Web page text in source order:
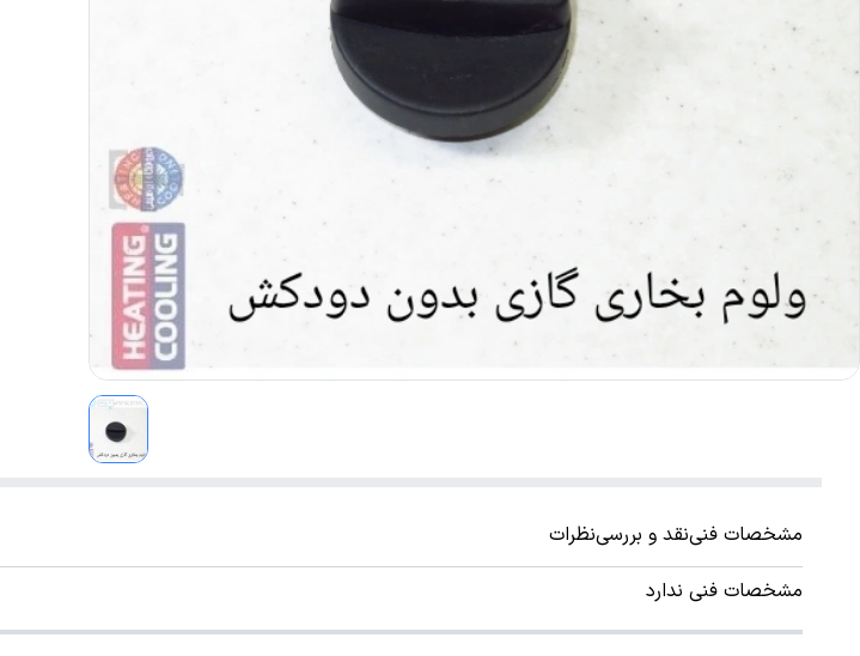
مشخصات فنینقد و بررسینظرات
مشخصات فنی ندارد